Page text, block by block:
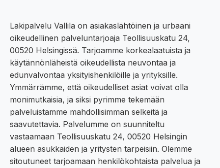
Lakipalvelu Vallila on asiakaslähtöinen ja urbaani
oikeudellinen palveluntarjoaja Teollisuuskatu 24,
00520 Helsingissä. Tarjoamme korkealaatuista ja
käytännönläheistä oikeudellista neuvontaa ja
edunvalvontaa yksityishenkilöille ja yrityksille.
Ymmärrämme, että oikeudelliset asiat voivat olla
monimutkaisia, ja siksi pyrimme tekemään
palveluistamme mahdollisimman selkeitä ja
saavutettavia. Palvelumme on suunniteltu
vastaamaan Teollisuuskatu 24, 00520 Helsingin
alueen asukkaiden ja yritysten tarpeisiin. Olemme
sitoutuneet tarjoamaan henkilökohtaista palvelua ja